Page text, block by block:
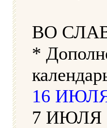
ВО
*
16 ИЮЛЯ
7 ИЮЛЯ